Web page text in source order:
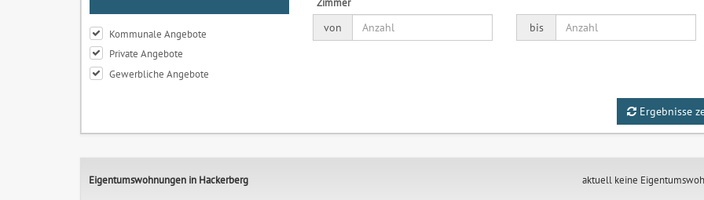
Kommunale Angebote
Private Angebote
Gewerbliche Angebote
von
bis
Ergebnisse
Eigentumswohnungen in Hackerberg aktuell keine